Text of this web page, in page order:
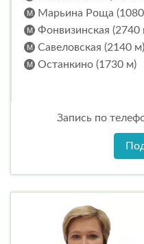
Марьина Роща
Фонвизинская (2740
Савеловская (2140 м)
Останкино (1730 м)
Запись по